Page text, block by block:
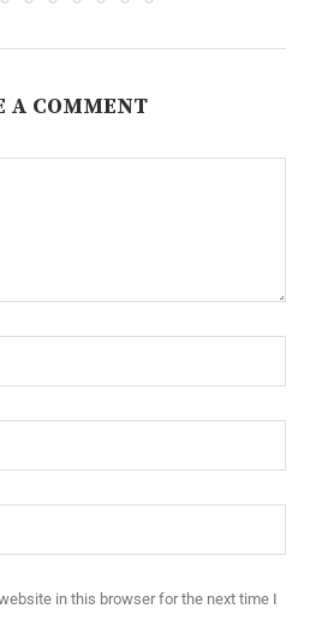
A COMMENT
in this browser for the next time I